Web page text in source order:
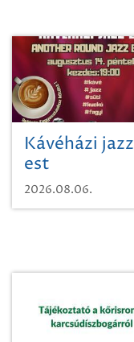
Kávéházi jazz
est
2026.08.06.